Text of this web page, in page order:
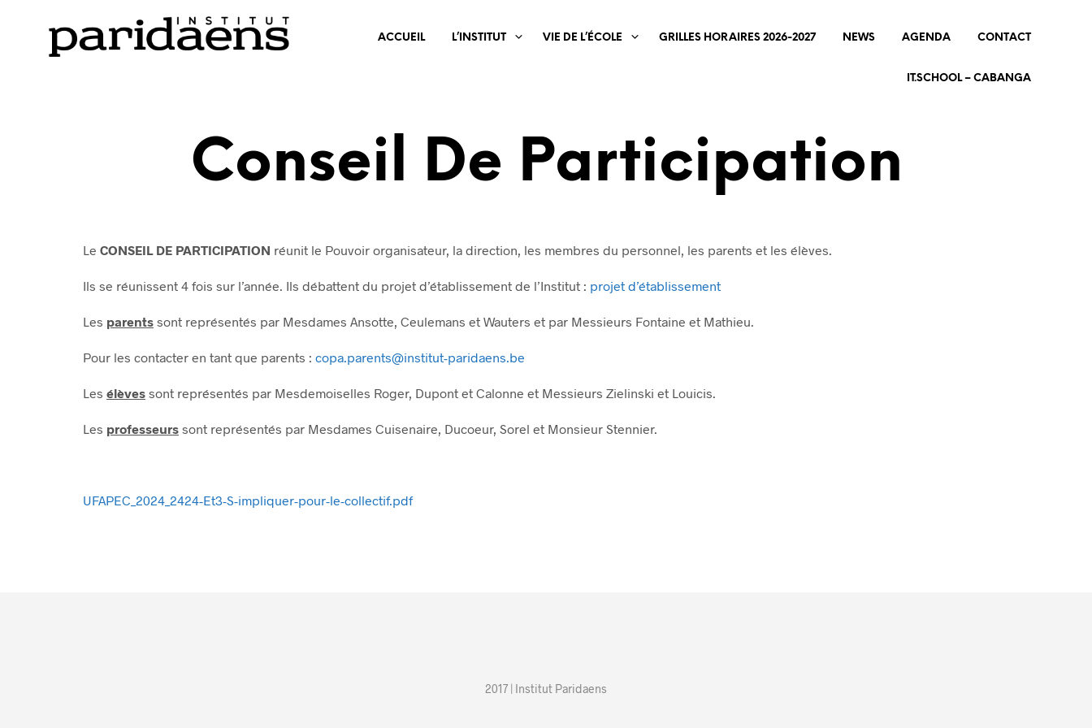
ACCUEIL L’INSTITUT VIE DE L’ÉCOLE GRILLES HORAIRES 2026-2027 NEWS AGENDA CONTACT
IT.SCHOOL – CABANGA
Conseil De Participation
Le CONSEIL DE PARTICIPATION réunit le Pouvoir organisateur, la direction, les membres du personnel, les parents et les élèves.
Ils se réunissent 4 fois sur l’année. Ils débattent du projet d’établissement de l’Institut : projet d’établissement
Les parents sont représentés par Mesdames Ansotte, Ceulemans et Wauters et par Messieurs Fontaine et Mathieu.
Pour les contacter en tant que parents : copa.parents@institut-paridaens.be
Les élèves sont représentés par Mesdemoiselles Roger, Dupont et Calonne et Messieurs Zielinski et Louicis.
Les professeurs sont représentés par Mesdames Cuisenaire, Ducoeur, Sorel et Monsieur Stennier.
UFAPEC_2024_2424-Et3-S-impliquer-pour-le-collectif.pdf
2017 | Institut Paridaens